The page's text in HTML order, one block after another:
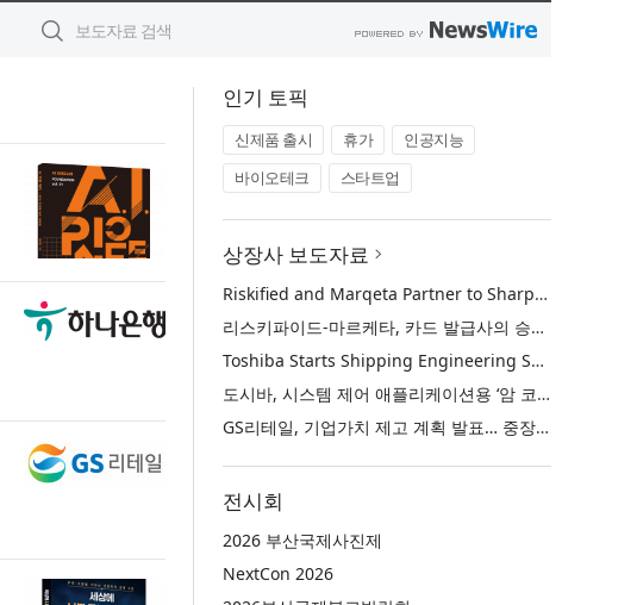
인기 토픽
신제품 출시 휴가
인공지능
바이오테크
스타트업
상장사 보도자료
Riskified and Marqeta Partner to Sharpen Card Issuer Authorization Decisions and Help Reduce False Declines
리스키파이드-마르케타, 카드 발급사의 승인 판단 정교화 및 오거절 감소 위해 협력
Toshiba Starts Shipping Engineering Samples of TXZ+™ Family Entry‑Class M4V Group, Standard Microcontrollers with Arm® Cortex®‑M4 Core for System Control Applications
도시바, 시스템 제어 애플리케이션용 ‘암 코어텍스-M4’ 코어 탑재 표준 마이크로컨트롤러 TXZ+ 패밀리 엔트리 클래스 ‘M4V 그룹’ 엔지니어링 샘플 출하 개시
GS리테일, 기업가치 제고 계획 발표… 중장기 성장 기반 강화와 주주가치 제고
전시회
2026 부산국제사진제
NextCon 2026